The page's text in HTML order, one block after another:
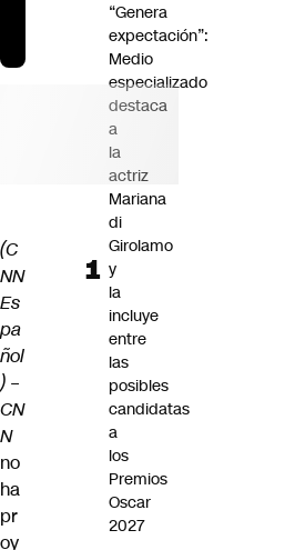
(C
NN
Es
pa
ñol
) –
CN
N
no
ha
pr
oy
“Genera
expectación”:
Medio
especializado
destaca
a
la
actriz
Mariana
di
Girolamo
y
la
incluye
entre
las
posibles
candidatas
a
los
Premios
Oscar
2027